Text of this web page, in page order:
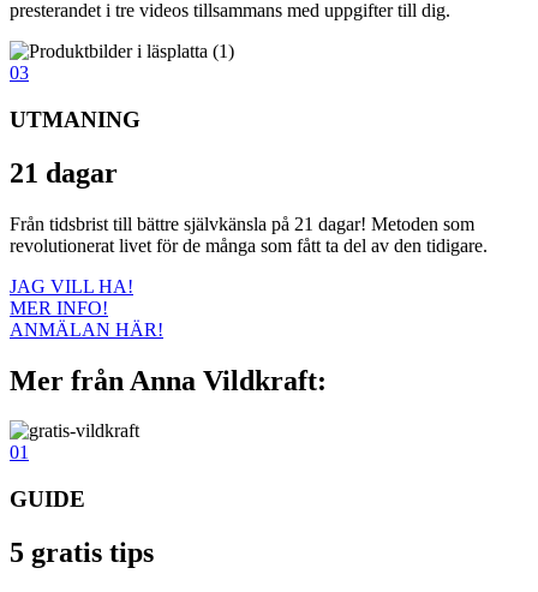
presterandet i tre videos tillsammans med uppgifter till dig.
03
UTMANING
21 dagar
Från tidsbrist till bättre självkänsla på 21 dagar! Metoden som
revolutionerat livet för de många som fått ta del av den tidigare.
JAG VILL HA!
MER INFO!
ANMÄLAN HÄR!
Mer från Anna Vildkraft:
01
GUIDE
5 gratis tips